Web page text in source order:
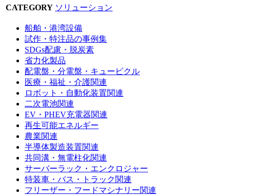
CATEGORY ソリューション
船舶・港湾設備
試作・特注品の事例集
SDGs配慮・脱炭素
省力化製品
配電盤・分電盤・キュービクル
医療・福祉・介護関連
ロボット・自動化装置関連
二次電池関連
EV・PHEV充電器関連
再生可能エネルギー
農業関連
半導体製造装置関連
共同溝・無電柱化関連
サーバーラック・エンクロジャー
特装車・バス・トラック関連
フリーザー・フードマシナリー関連